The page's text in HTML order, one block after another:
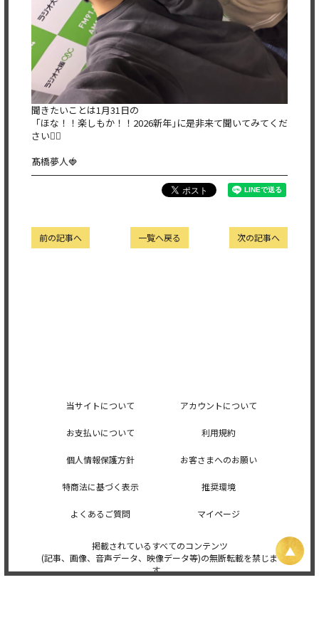
聞きたいことは1月31日の
「ほな！！楽しもか！！2026新年｣に是非来て聞いてみてくだ
さい👂🏻
髙橋夢人🍓
次の記事へ
一覧へ戻る
前の記事へ
当サイトについて アカウントについて
お支払いについて 利用規約
個人情報保護方針 お客さまへのお願い
特商法に基づく表示 推奨環境
よくあるご質問 マイページ
掲載されているすべてのコンテンツ
(記事、画像、音声データ、映像データ等)の無断転載を禁じま
す。